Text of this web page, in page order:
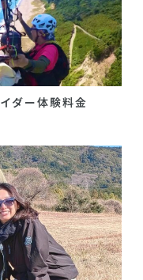
ダー体験料金